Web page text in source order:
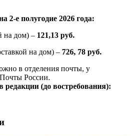
2-е полугодие 2026 года:
на дом) – 121,13 руб.
на дом) – 726, 78 руб.
в отделения почты, у
России.
редакции (до востребования):